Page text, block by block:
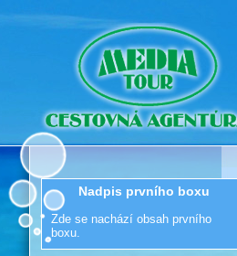
Nadpis prvního boxu
Zde se nachází obsah prvního
boxu.